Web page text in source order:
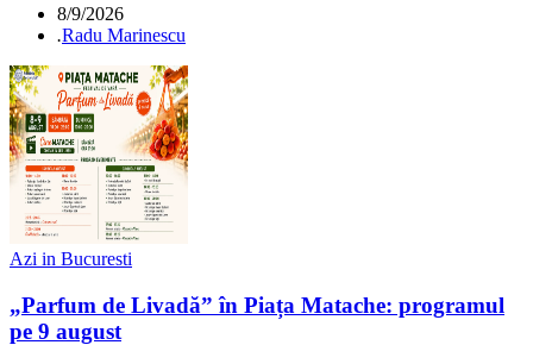
8/9/2026
.Radu Marinescu
Azi in Bucuresti
„Parfum de Livadă” în Piața Matache: programul
pe 9 august